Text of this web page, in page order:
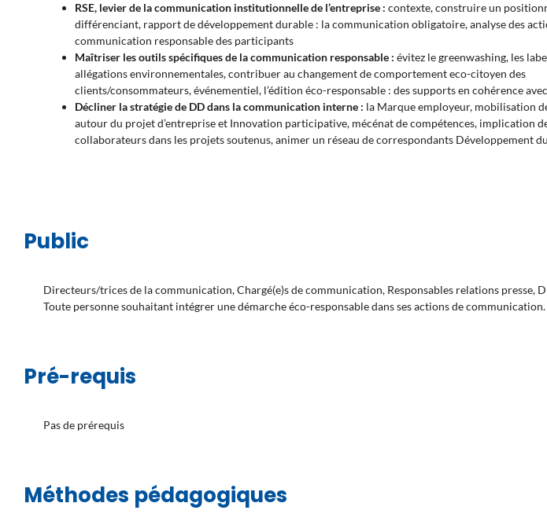
RSE, levier de la communication institutionnelle de l’entreprise : contexte, construire un
différenciant, rapport de développement durable : la communication obligatoire, analyse des
communication responsable des participants
Maîtriser les outils spécifiques de la communication responsable : évitez le greenwashing, les
allégations environnementales, contribuer au changement de comportement eco-citoyen des
clients/consommateurs, événementiel, l’édition éco-responsable : des supports en cohérence
Décliner la stratégie de DD dans la communication interne : la Marque employeur, mobilisation
autour du projet d’entreprise et Innovation participative, mécénat de compétences, implication
collaborateurs dans les projets soutenus, animer un réseau de correspondants Développement
Public
Directeurs/trices de la communication, Chargé(e)s de communication, Responsables relations presse,
Toute personne souhaitant intégrer une démarche éco-responsable dans ses actions de communication.
Pré-requis
Pas de prérequis
Méthodes pédagogiques